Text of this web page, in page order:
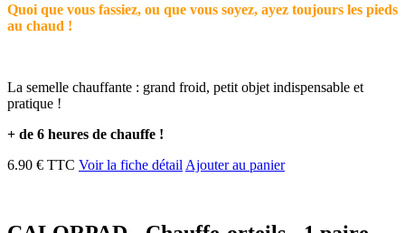
Quoi que vous fassiez, ou que vous soyez, ayez toujours les pieds
au chaud !
La semelle chauffante : grand froid, petit objet indispensable et
pratique !
+ de 6 heures de chauffe !
6.90 € TTC Voir la fiche détail Ajouter au panier